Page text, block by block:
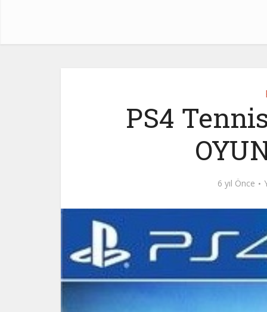
PS4
6 yıl Önce